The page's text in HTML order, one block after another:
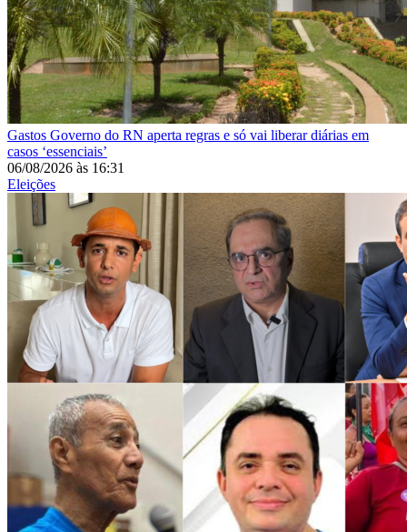
Gastos Governo do RN aperta regras e só vai liberar diárias em
casos ‘essenciais’
06/08/2026 às 16:31
Eleições